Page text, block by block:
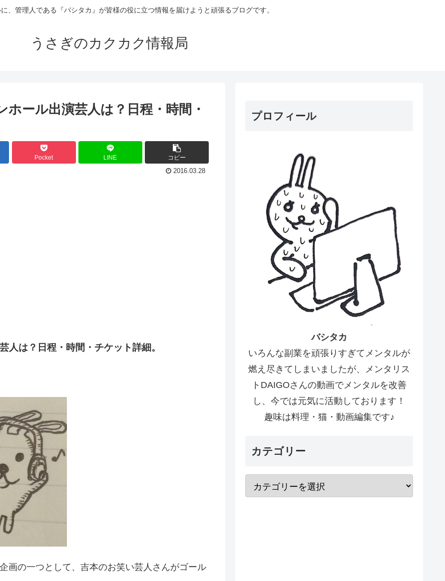
、管理人である『バシタカ』が皆様の役に立つ情報を届けようと頑張るブログです。
うさぎのカクカク情報局
ール出演芸人は？日程・時間・
Pocket LINE
コピー
2016.03.28
人は？日程・時間・チケット詳細。
画の一つとして、吉本のお笑い芸人さんがゴール
プロフィール
バシタカ
いろんな副業を頑張りすぎてメンタルが
燃え尽きてしまいましたが、メンタリス
トDAIGOさんの動画でメンタルを改善
し、今では元気に活動しております！
趣味は料理・猫・動画編集です♪
カテゴリー